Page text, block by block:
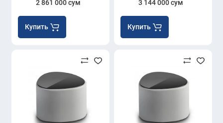
2 861 000 сум
Купить
3 144 000 сум
Купить